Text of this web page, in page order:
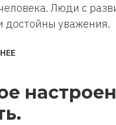
Люди с
достойны уважения.
ИЛИ
СПОСОБЫ
РАЗВИТИЮ